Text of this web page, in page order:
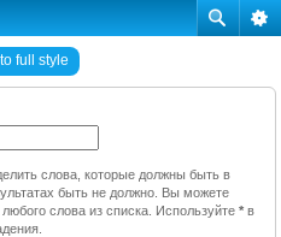
full style
слова, которые должны быть в
быть не должно. Вы можете
любого слова из списка. Используйте * в